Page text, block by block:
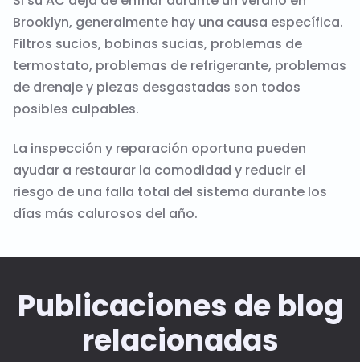
Brooklyn, generalmente hay una causa específica.
Filtros sucios, bobinas sucias, problemas de
termostato, problemas de refrigerante, problemas
de drenaje y piezas desgastadas son todos
posibles culpables.
La inspección y reparación oportuna pueden
ayudar a restaurar la comodidad y reducir el
riesgo de una falla total del sistema durante los
días más calurosos del año.
Publicaciones de blog
relacionadas